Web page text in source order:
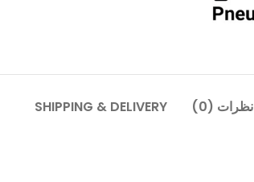
نظرات (0) SHIPPING & DELIVERY